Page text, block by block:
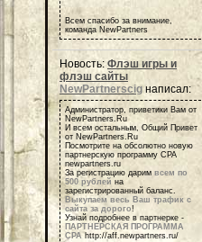
Всем спасибо за внимание,
команда NewPartners
Новость: Флэш игры и
флэш сайты
NewPartnerscig написал:
Администратор, приветики Вам от
NewPartners.Ru
И всем остальным, Общий Привет
от NewPartners.Ru
Посмотрите на обсолютно новую
партнерскую программу СРА
newpartners.ru
За регистрацию дарим всем по
500 рублей на
зарегистрированный баланс.
Выкупаем весь Ваш трафик с
сайта за дорого!
Узнай подробнее в партнерке -
ПАРТНЕРСКАЯ ПРОГРАММА
СРАhttp://aff.newpartners.ru/